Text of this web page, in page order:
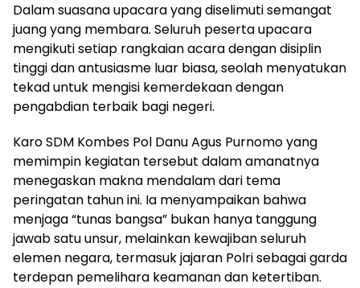
Dalam suasana upacara yang diselimuti semangat
juang yang membara. Seluruh peserta upacara
mengikuti setiap rangkaian acara dengan disiplin
tinggi dan antusiasme luar biasa, seolah menyatukan
tekad untuk mengisi kemerdekaan dengan
pengabdian terbaik bagi negeri.
Karo SDM Kombes Pol Danu Agus Purnomo yang
memimpin kegiatan tersebut dalam amanatnya
menegaskan makna mendalam dari tema
peringatan tahun ini. Ia menyampaikan bahwa
menjaga “tunas bangsa” bukan hanya tanggung
jawab satu unsur, melainkan kewajiban seluruh
elemen negara, termasuk jajaran Polri sebagai garda
terdepan pemelihara keamanan dan ketertiban.